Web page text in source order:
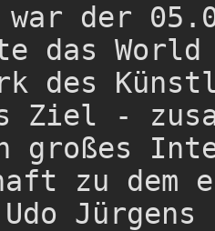
war der
das World
des
Ziel -
großes
zu dem